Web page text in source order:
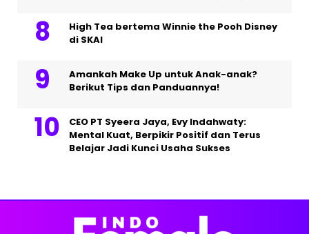
High Tea bertema Winnie the Pooh Disney
di SKAI
Amankah Make Up untuk Anak-anak?
Berikut Tips dan Panduannya!
CEO PT Syeera Jaya, Evy Indahwaty:
Mental Kuat, Berpikir Positif dan Terus
Belajar Jadi Kunci Usaha Sukses